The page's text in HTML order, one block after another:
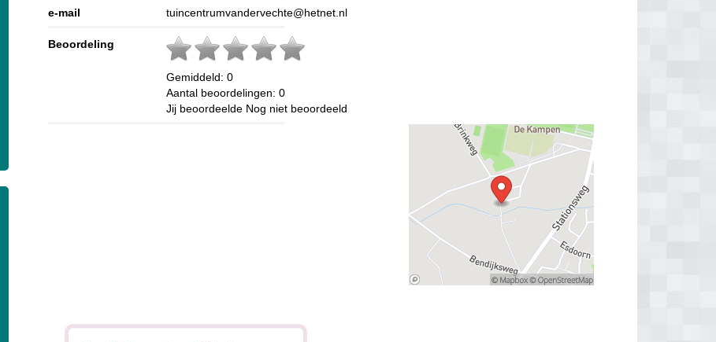
e-mail tuincentrumvandervechte@hetnet.nl
Beoordeling
Gemiddeld:0
Aantal beoordelingen:0
Jij beoordeelde Nog niet beoordeeld